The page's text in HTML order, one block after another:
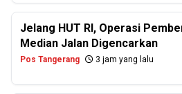
Jelang HUT RI, Operasi
Median Jalan Digencarkan
Pos Tangerang 3 jam yang lalu